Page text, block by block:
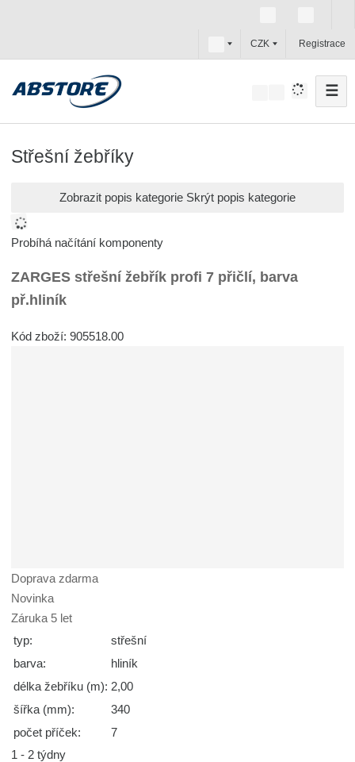
c
z
CZK Registrace
☰
Střešní žebříky
Zobrazit popis kategorie Skrýt popis kategorie
Probíhá načítání komponenty
ZARGES střešní žebřík profi 7 přičlí, barva
př.hliník
Kód zboží: 905518.00
Doprava zdarma
Novinka
Záruka 5 let
typ:
střešní
barva:
hliník
délka žebříku (m): 2,00
šířka (mm):
340
počet příček:
7
1 - 2 týdny